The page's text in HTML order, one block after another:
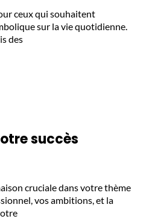
ceux qui souhaitent
sur la vie quotidienne.
des
succès
cruciale dans votre thème
vos ambitions, et la